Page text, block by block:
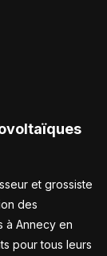
et grossiste
des
à Annecy en
pour tous leurs